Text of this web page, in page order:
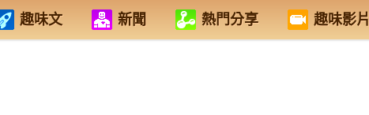
趣味文 新聞 熱門分享 趣味影片